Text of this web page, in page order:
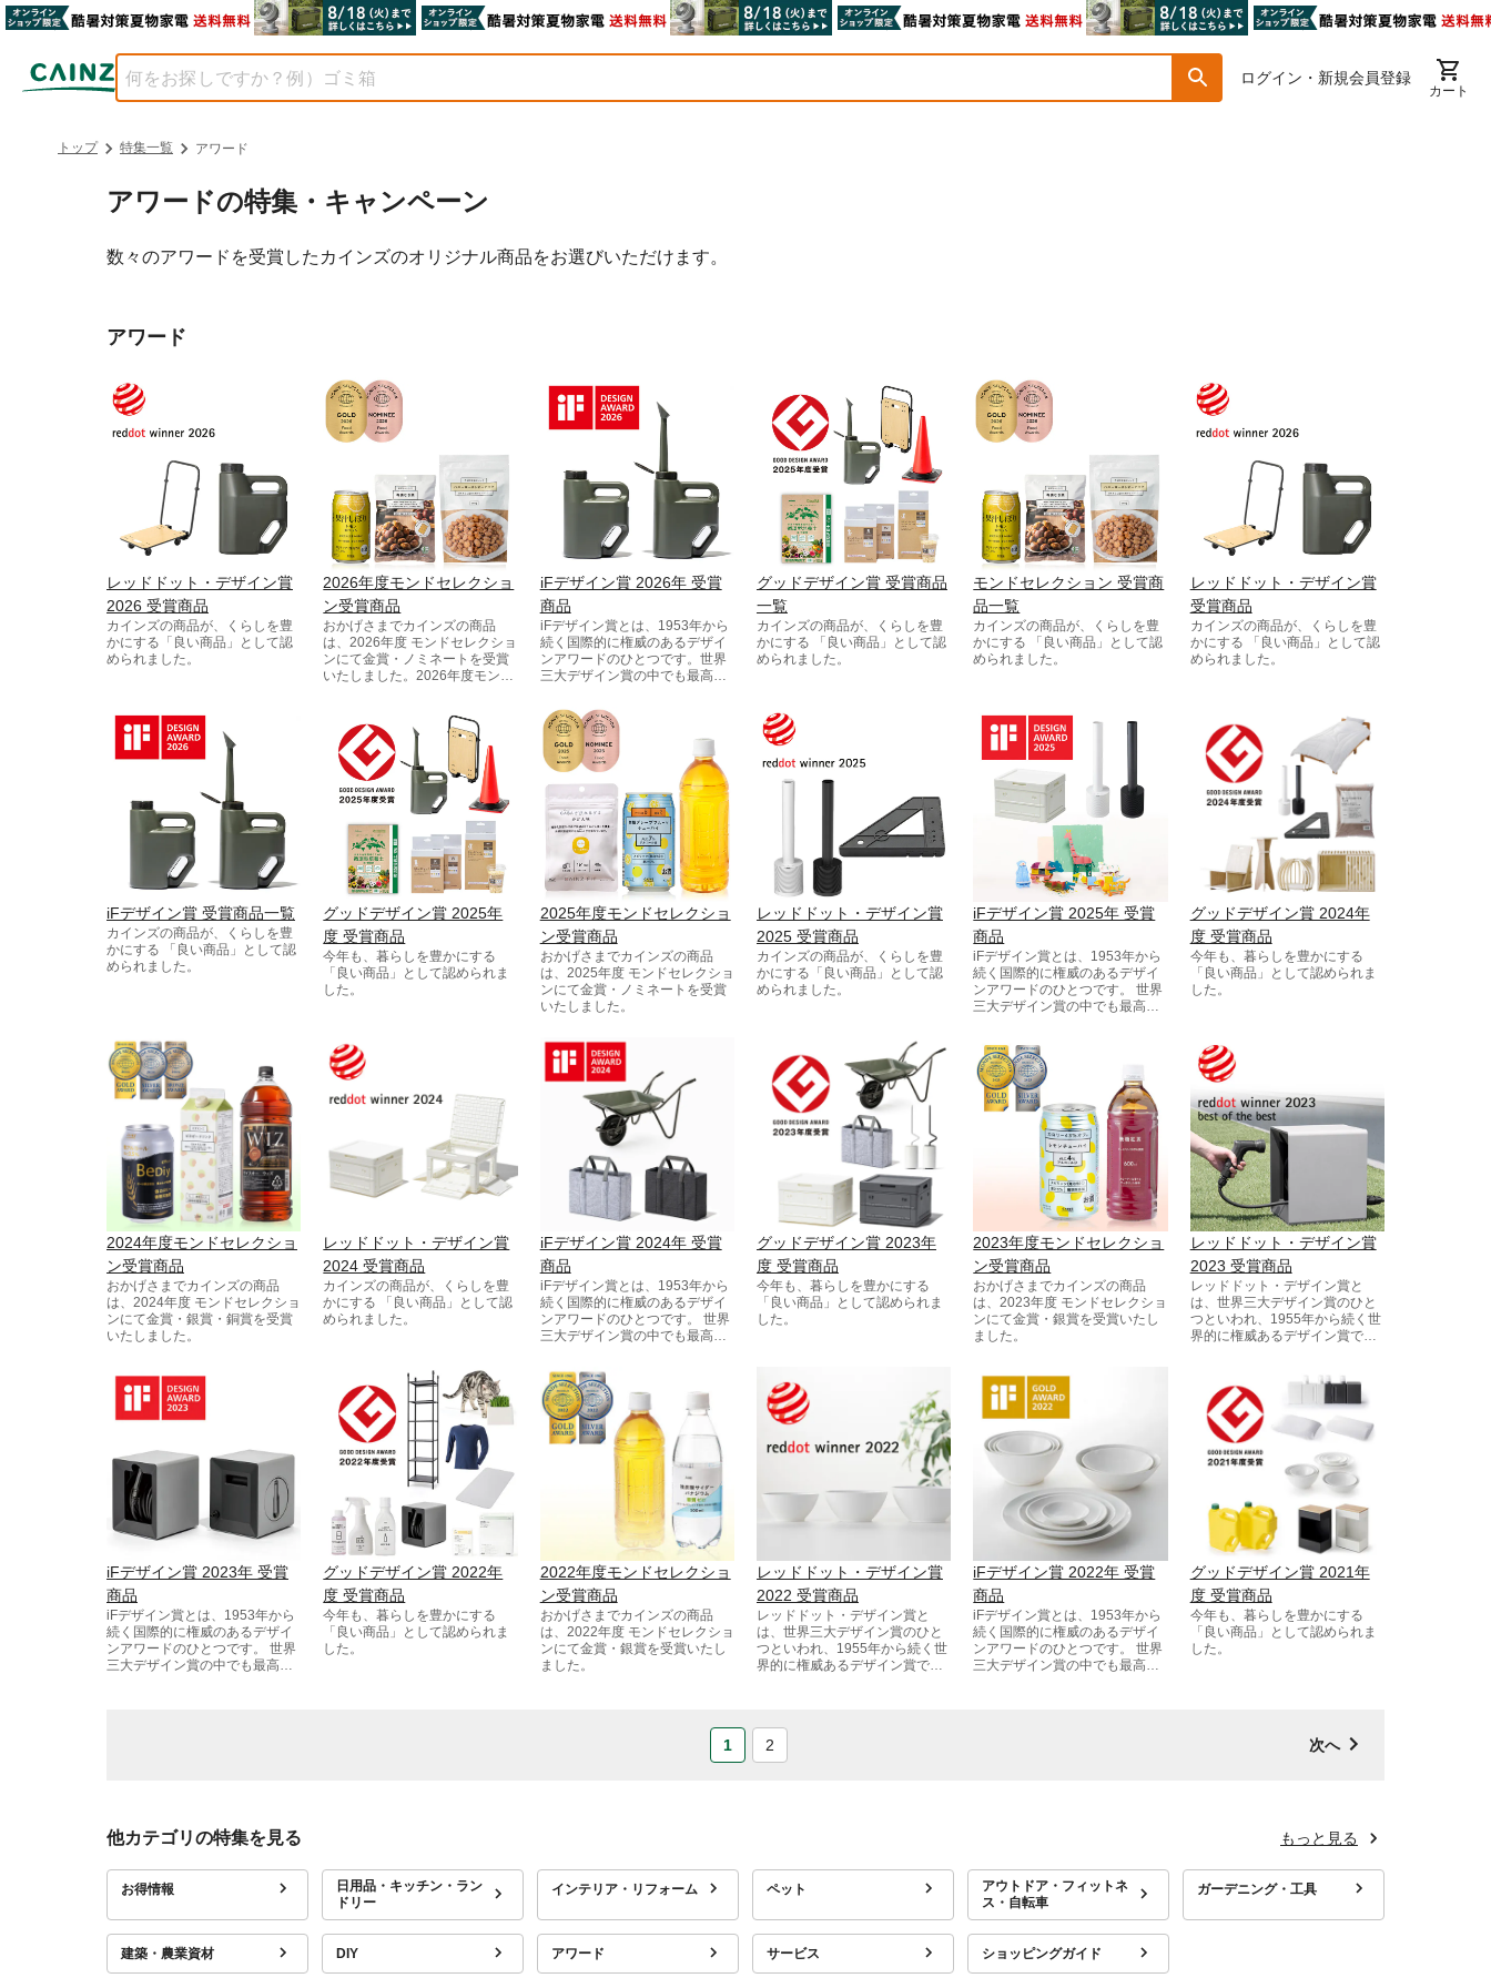
ログイン・新規会員登録
カート
トップ 特集一覧 アワード
アワードの特集・キャンペーン
数々のアワードを受賞したカインズのオリジナル商品をお選びいただけます。
アワード
レッドドット・デザイン賞
2026 受賞商品
カインズの商品が、くらしを豊
かにする「良い商品」として認
められました。
2026年度モンドセレクショ
ン受賞商品
おかげさまでカインズの商品
は、2026年度 モンドセレクショ
ンにて金賞・ノミネートを受賞
いたしました。2026年度モンド
す。
iFデザイン賞 2026年 受賞
商品
iFデザイン賞とは、1953年から
続く国際的に権威のあるデザイ
ンアワードのひとつです。世界
三大デザイン賞の中でも最高峰
す。
グッドデザイン賞 受賞商品
一覧
カインズの商品が、くらしを豊
かにする 「良い商品」として認
められました。
モンドセレクション 受賞商
品一覧
カインズの商品が、くらしを豊
かにする 「良い商品」として認
められました。
レッドドット・デザイン賞
受賞商品
カインズの商品が、くらしを豊
かにする 「良い商品」として認
められました。
iFデザイン賞 受賞商品一覧
カインズの商品が、くらしを豊
かにする 「良い商品」として認
められました。
グッドデザイン賞 2025年
度 受賞商品
今年も、暮らしを豊かにする
「良い商品」として認められま
した。
2025年度モンドセレクショ
ン受賞商品
おかげさまでカインズの商品
は、2025年度 モンドセレクショ
ンにて金賞・ノミネートを受賞
いたしました。
レッドドット・デザイン賞
2025 受賞商品
カインズの商品が、くらしを豊
かにする「良い商品」として認
められました。
iFデザイン賞 2025年 受賞
商品
iFデザイン賞とは、1953年から
続く国際的に権威のあるデザイ
ンアワードのひとつです。 世界
三大デザイン賞の中でも最高峰
グッドデザイン賞 2024年
度 受賞商品
今年も、暮らしを豊かにする
「良い商品」として認められま
した。
2024年度モンドセレクショ
ン受賞商品
おかげさまでカインズの商品
は、2024年度 モンドセレクショ
ンにて金賞・銀賞・銅賞を受賞
いたしました。
レッドドット・デザイン賞
2024 受賞商品
カインズの商品が、くらしを豊
かにする 「良い商品」として認
められました。
iFデザイン賞 2024年 受賞
商品
iFデザイン賞とは、1953年から
続く国際的に権威のあるデザイ
ンアワードのひとつです。 世界
三大デザイン賞の中でも最高峰
す。
グッドデザイン賞 2023年
度 受賞商品
今年も、暮らしを豊かにする
「良い商品」として認められま
した。
2023年度モンドセレクショ
ン受賞商品
おかげさまでカインズの商品
は、2023年度 モンドセレクショ
ンにて金賞・銀賞を受賞いたし
ました。
レッドドット・デザイン賞
2023 受賞商品
レッドドット・デザイン賞と
は、世界三大デザイン賞のひと
つといわれ、1955年から続く世
界的に権威あるデザイン賞で
界でも最高峰のデザイン賞と評
されています。
iFデザイン賞 2023年 受賞
商品
iFデザイン賞とは、1953年から
続く国際的に権威のあるデザイ
ンアワードのひとつです。 世界
三大デザイン賞の中でも最高峰
グッドデザイン賞 2022年
度 受賞商品
今年も、暮らしを豊かにする
「良い商品」として認められま
した。
2022年度モンドセレクショ
ン受賞商品
おかげさまでカインズの商品
は、2022年度 モンドセレクショ
ンにて金賞・銀賞を受賞いたし
ました。
レッドドット・デザイン賞
2022 受賞商品
レッドドット・デザイン賞と
は、世界三大デザイン賞のひと
つといわれ、1955年から続く世
界的に権威あるデザイン賞で
されています。
iFデザイン賞 2022年 受賞
商品
iFデザイン賞とは、1953年から
続く国際的に権威のあるデザイ
ンアワードのひとつです。 世界
三大デザイン賞の中でも最高峰
グッドデザイン賞 2021年
度 受賞商品
今年も、暮らしを豊かにする
「良い商品」として認められま
した。
1 2 次へ
他カテゴリの特集を見る もっと見る
お得情報
日用品・キッチン・ラン
ドリー
インテリア・リフォーム ペット
アウトドア・フィットネ
ス・自転車
ガーデニング・工具
建築・農業資材 DIY アワード サービス ショッピングガイド